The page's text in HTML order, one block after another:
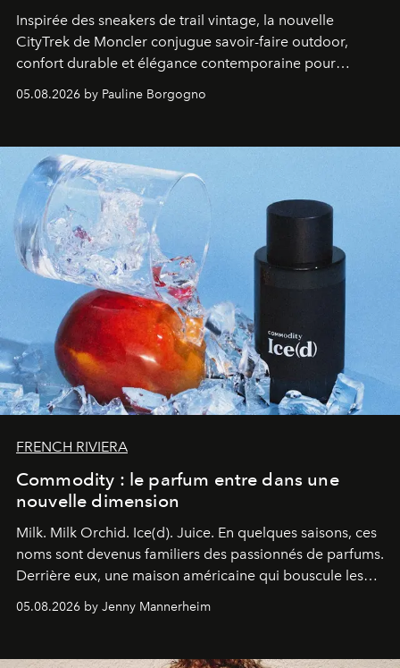
Inspirée des sneakers de trail vintage, la nouvelle
CityTrek de Moncler conjugue savoir-faire outdoor,
confort durable et élégance contemporaine pour
accompagner les explorations du quotidien.
05.08.2026 by Pauline Borgogno
FRENCH RIVIERA
Commodity : le parfum entre dans une
nouvelle dimension
Milk. Milk Orchid. Ice(d). Juice. En quelques saisons, ces
noms sont devenus familiers des passionnés de parfums.
Derrière eux, une maison américaine qui bouscule les
codes de la parfumerie contemporaine en proposant
une approche aussi intuitive que personnelle :
05.08.2026 by Jenny Mannerheim